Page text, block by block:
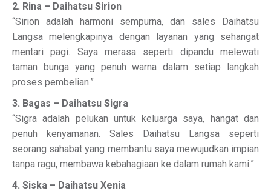
2. Rina – Daihatsu Sirion
“Sirion adalah harmoni sempurna, dan sales Daihatsu
Langsa melengkapinya dengan layanan yang sehangat
mentari pagi. Saya merasa seperti dipandu melewati
taman bunga yang penuh warna dalam setiap langkah
proses pembelian.”
3. Bagas – Daihatsu Sigra
“Sigra adalah pelukan untuk keluarga saya, hangat dan
penuh kenyamanan. Sales Daihatsu Langsa seperti
seorang sahabat yang membantu saya mewujudkan impian
tanpa ragu, membawa kebahagiaan ke dalam rumah kami.”
4. Siska – Daihatsu Xenia